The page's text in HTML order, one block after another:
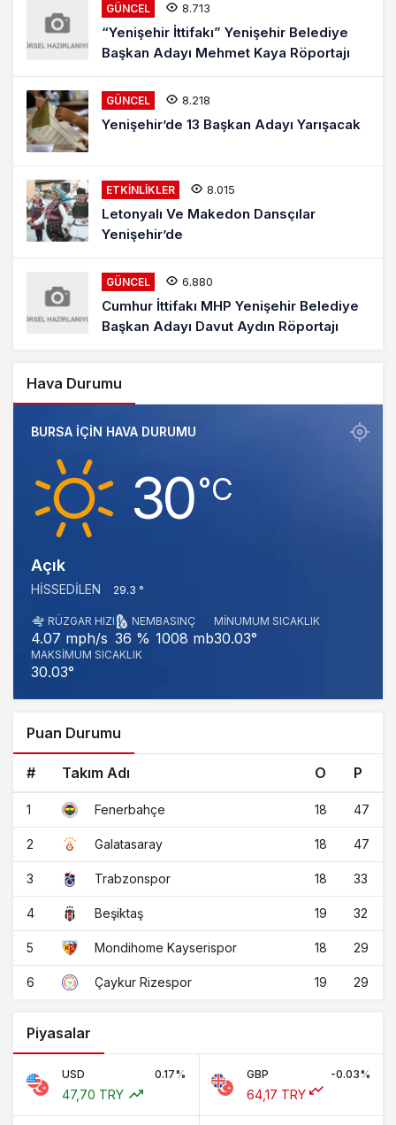
GÜNCEL 8.713
“Yenişehir İttifakı” Yenişehir Belediye
Başkan Adayı Mehmet Kaya Röportajı
GÜNCEL 8.218
Yenişehir’de 13 Başkan Adayı Yarışacak
ETKINLIKLER 8.015
Letonyalı Ve Makedon Dansçılar
Yenişehir’de
GÜNCEL 6.880
Cumhur İttifakı MHP Yenişehir Belediye
Başkan Adayı Davut Aydın Röportajı
Hava Durumu
BURSA IÇIN HAVA DURUMU
30‎°C
Açık
HISSEDILEN 29.3 °
RÜZGAR HIZI
4.07 mph/s
NEM
36 %
BASINÇ
1008 mb
MINUMUM SICAKLIK
30.03°
MAKSIMUM SICAKLIK
30.03°
Puan Durumu
# Takım Adı O P
1 Fenerbahçe 18 47
2 Galatasaray 18 47
3 Trabzonspor 18 33
4 Beşiktaş 19 32
5 Mondihome Kayserispor 18 29
6 Çaykur Rizespor 19 29
Piyasalar
USD 0.17%
47,70 TRY
GBP -0.03%
64,17 TRY